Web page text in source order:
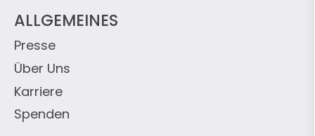
ALLGEMEINES
Spenden
Karriere
Über Uns
Presse